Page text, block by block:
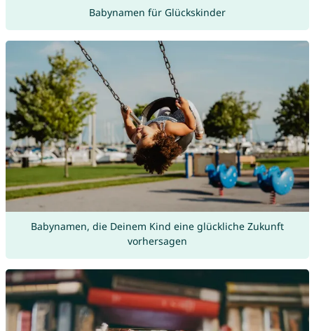
Babynamen für Glückskinder
Babynamen, die Deinem Kind eine glückliche Zukunft
vorhersagen